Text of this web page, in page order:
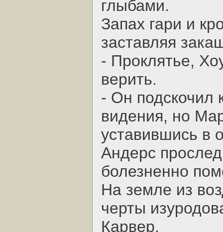
глыбами.
Запах гари и
заставляя
- Проклятье,
верить.
- Он подскочил
видения, но
уставившись в
Андерс
болезненно
На земле из
черты
Карвер.